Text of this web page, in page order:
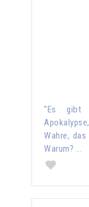
"Es gibt
Wahre,
Warum? …